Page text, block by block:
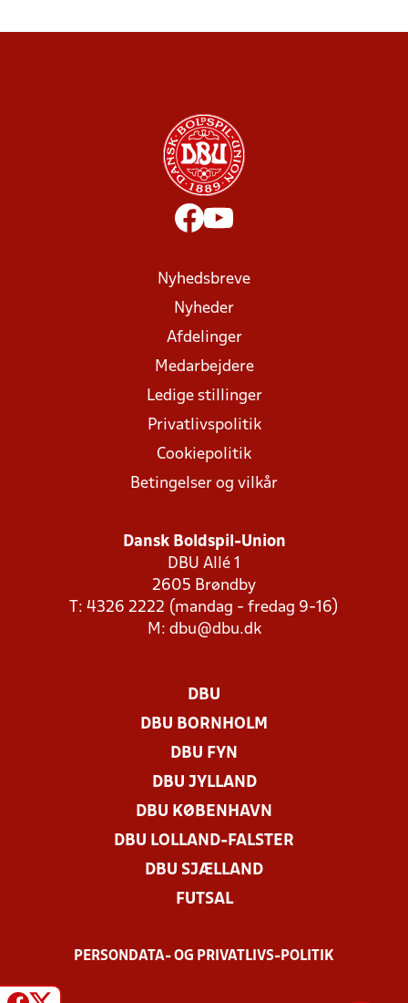
Nyhedsbreve
Nyheder
Afdelinger
Medarbejdere
Ledige stillinger
Privatlivspolitik
Cookiepolitik
Betingelser og vilkår
Dansk Boldspil-Union
DBU Allé 1
2605 Brøndby
T: 4326 2222 (mandag - fredag 9-16)
M: dbu@dbu.dk
DBU
DBU BORNHOLM
DBU FYN
DBU JYLLAND
DBU KØBENHAVN
DBU LOLLAND-FALSTER
DBU SJÆLLAND
FUTSAL
PERSONDATA- OG PRIVATLIVS-POLITIK